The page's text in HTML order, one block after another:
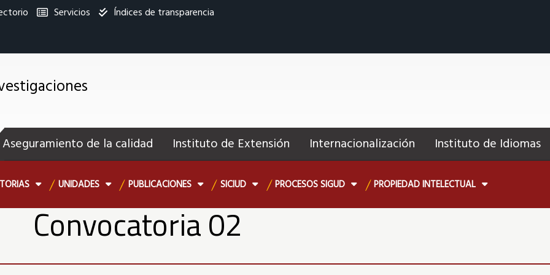
Servicios
Índices de transparencia
Aseguramiento de la calidad Instituto de Extensión Internacionalización Instituto de Idiomas
UNIDADES PUBLICACIONES SICIUD PROCESOS SIGUD PROPIEDAD INTELECTUAL
Convocatoria 02